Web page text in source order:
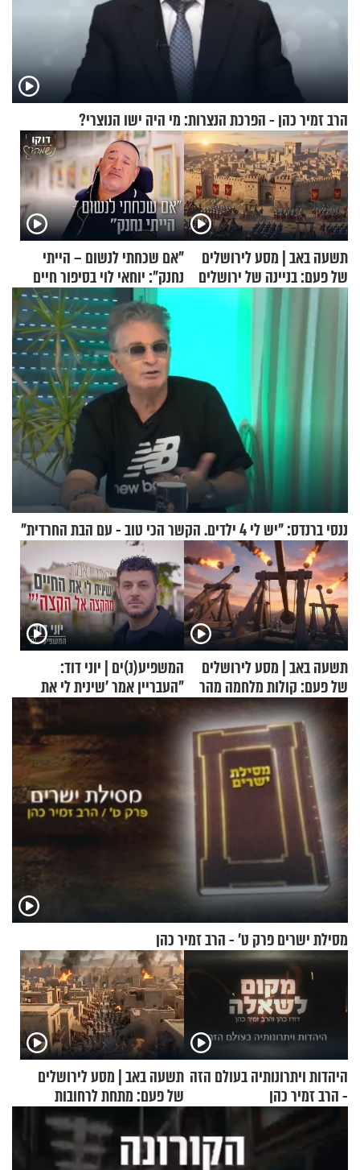
הרב זמיר כהן - הפרכת הנצרות: מי היה ישו הנוצרי?
תשעה באב | מסע לירושלים
של פעם: בניינה של ירושלים
"אם שכחתי לנשום – הייתי
נחנק": יוחאי לוי בסיפור חיים
מעורר השראה
ננסי ברנדס: "יש לי 4 ילדים. הקשר הכי טוב - עם הבת החרדית"
תשעה באב | מסע לירושלים
של פעם: קולות מלחמה מהר
הזיתים
המשפיע(נ)ים | יוני דוד:
"העבריין אמר 'שינית לי את
החיים מהקצה אל הקצה'"
מסילת ישרים פרק ט’ - הרב זמיר כהן
היהדות ויתרונותיה בעולם הזה
- הרב זמיר כהן
תשעה באב | מסע לירושלים
של פעם: מתחת לרחובות
ירושלים